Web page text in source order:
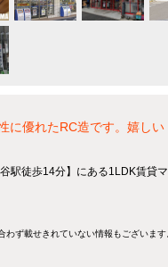
に優れたRC造です。嬉しい
徒歩14分】にある1LDK賃貸マ
ず載せきれていない情報もございます